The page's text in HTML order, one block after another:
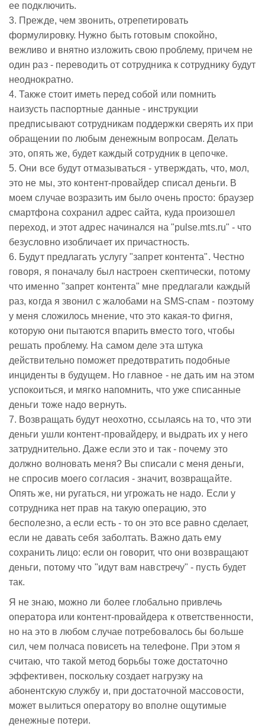
ее подключить.
3. Прежде, чем звонить, отрепетировать
формулировку. Нужно быть готовым спокойно,
вежливо и внятно изложить свою проблему, причем не
один раз - переводить от сотрудника к сотруднику будут
неоднократно.
4. Также стоит иметь перед собой или помнить
наизусть паспортные данные - инструкции
предписывают сотрудникам поддержки сверять их при
обращении по любым денежным вопросам. Делать
это, опять же, будет каждый сотрудник в цепочке.
5. Они все будут отмазываться - утверждать, что, мол,
это не мы, это контент-провайдер списал деньги. В
моем случае возразить им было очень просто: браузер
смартфона сохранил адрес сайта, куда произошел
переход, и этот адрес начинался на "pulse.mts.ru" - что
безусловно изобличает их причастность.
6. Будут предлагать услугу "запрет контента". Честно
говоря, я поначалу был настроен скептически, потому
что именно "запрет контента" мне предлагали каждый
раз, когда я звонил с жалобами на SMS-спам - поэтому
у меня сложилось мнение, что это какая-то фигня,
которую они пытаются впарить вместо того, чтобы
решать проблему. На самом деле эта штука
действительно поможет предотвратить подобные
инциденты в будущем. Но главное - не дать им на этом
успокоиться, и мягко напомнить, что уже списанные
деньги тоже надо вернуть.
7. Возвращать будут неохотно, ссылаясь на то, что эти
деньги ушли контент-провайдеру, и выдрать их у него
затруднительно. Даже если это и так - почему это
должно волновать меня? Вы списали с меня деньги,
не спросив моего согласия - значит, возвращайте.
Опять же, ни ругаться, ни угрожать не надо. Если у
сотрудника нет прав на такую операцию, это
бесполезно, а если есть - то он это все равно сделает,
если не давать себя заболтать. Важно дать ему
сохранить лицо: если он говорит, что они возвращают
деньги, потому что "идут вам навстречу" - пусть будет
так.
Я не знаю, можно ли более глобально привлечь
оператора или контент-провайдера к ответственности,
но на это в любом случае потребовалось бы больше
сил, чем полчаса повисеть на телефоне. При этом я
считаю, что такой метод борьбы тоже достаточно
эффективен, поскольку создает нагрузку на
абонентскую службу и, при достаточной массовости,
может вылиться оператору во вполне ощутимые
денежные потери.